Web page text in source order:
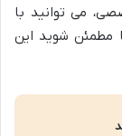
می توانید با
مطمئن شوید این